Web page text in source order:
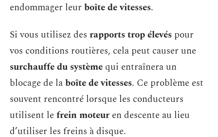
endommager leur boîte de vitesses.
Si vous utilisez des rapports trop élevés pour
vos conditions routières, cela peut causer une
surchauffe du système qui entraînera un
blocage de laboîte de vitesses. Ce problème est
souvent rencontré lorsque les conducteurs
utilisent lefrein moteur en descente au lieu
d’utiliser les freins à disque.